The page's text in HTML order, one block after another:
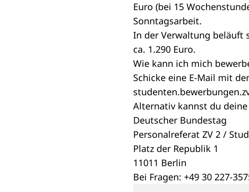
Euro (bei 15
Sonntagsarbeit.
In der Verwaltung beläuft
ca. 1.290 Euro.
Wie kann ich mich
Schicke eine E-Mail mit
Alternativ kannst du
Deutscher Bundestag
Personalreferat ZV 2 /
Platz der Republik 1
11011 Berlin
Bei Fragen: +49 30 227-